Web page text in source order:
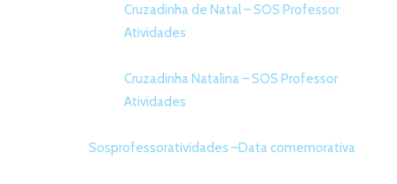
Cruzadinha de Natal – SOS Professor
Atividades
Cruzadinha Natalina – SOS Professor
Atividades
Sosprofessoratividades –Data comemorativa